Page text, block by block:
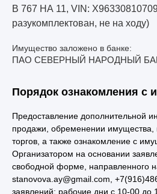
В 767 НА 11, VIN:
разукомплектован, не на ходу)
Имущество заложено в банке:
ПАО СЕВЕРНЫЙ НАРОДНЫЙ
Порядок ознакомления с
Предоставление дополнительной
продажи, обременении имущества,
торгов, а также ознакомление с
Организатором на основании
свободной форме, направленного
stanovova.ay@gmail.com,
заявлений: рабочие дни с 10-00 до